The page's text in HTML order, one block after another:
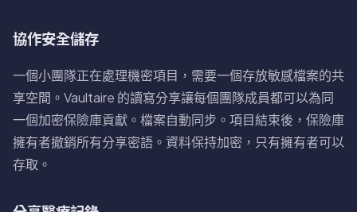
協作安全儲存
一個小團隊正在處理機密項目，需要一個存放敏感檔案的共
享空間。Vaultaire 的讀寫分享讓每個團隊成員都可以為同
一個加密保險庫貢獻。檔案自動同步。項目結束後，保險庫
擁有者撤銷所有分享密語。資料保持加密，只有擁有者可以
存取。